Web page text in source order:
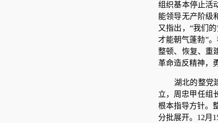
组织基本停止活
能领导无产阶级
又指出，“我们
才能朝气蓬勃”
整顿、恢复、重
革命造反精神，
湖北的整党
立，周忠甲任组
根本指导方针。
分批展开。12月